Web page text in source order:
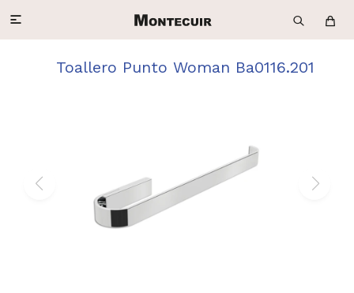

Toallero Punto Woman Ba0116.201